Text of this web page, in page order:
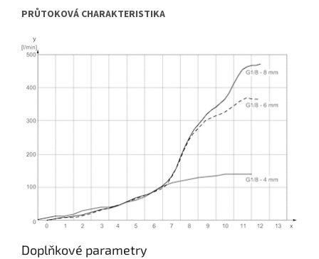
PRŮTOKOVÁ CHARAKTERISTIKA
Doplňkové parametry